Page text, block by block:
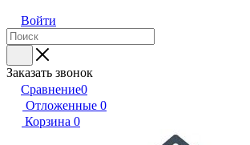
Войти
Заказать звонок
Сравнение0
Отложенные 0
Корзина 0